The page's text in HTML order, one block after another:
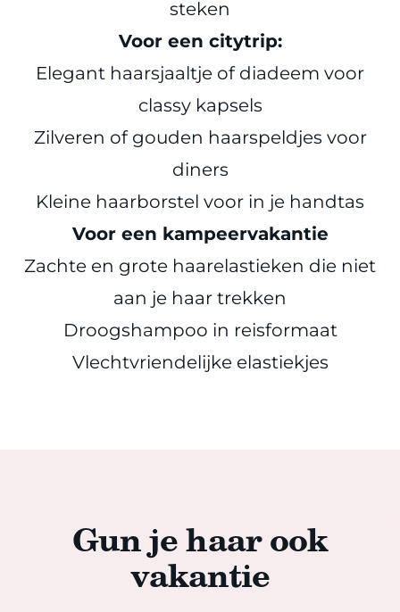
steken
Voor een citytrip:
Elegant haarsjaaltje of diadeem voor
classy kapsels
Zilveren of gouden haarspeldjes voor
diners
Kleine haarborstel voor in je handtas
Voor een kampeervakantie
Zachte en grote haarelastieken die niet
aan je haar trekken
Droogshampoo in reisformaat
Vlechtvriendelijke elastiekjes
Gun je haar ook
vakantie